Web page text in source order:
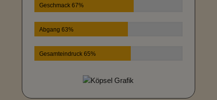
Geschmack 67%
Abgang 63%
Gesamteindruck 65%